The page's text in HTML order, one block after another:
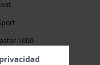
1000
Primavera/Verano